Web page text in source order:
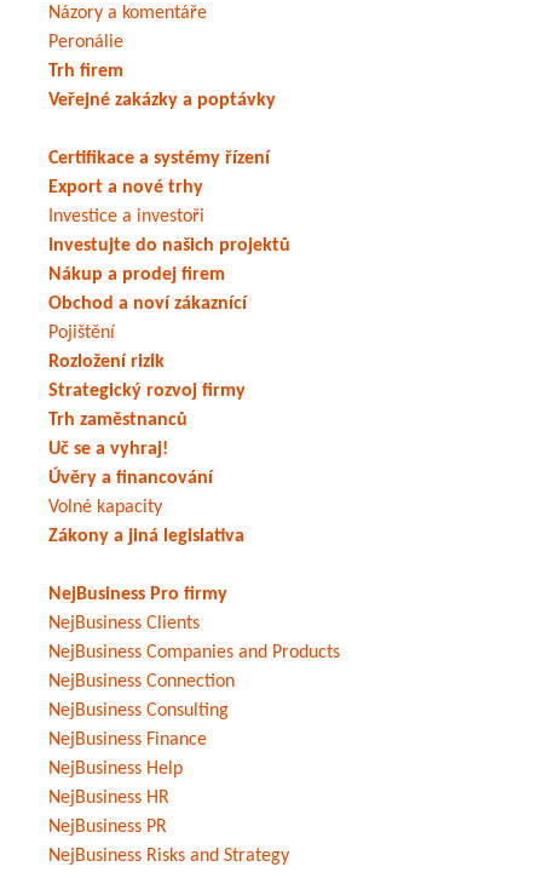
Názory a komentáře
Peronálie
Trh firem
Veřejné zakázky a poptávky
Certifikace a systémy řízení
Export a nové trhy
Investice a investoři
Investujte do našich projektů
Nákup a prodej firem
Obchod a noví zákaznící
Pojištění
Rozložení rizik
Strategický rozvoj firmy
Trh zaměstnanců
Uč se a vyhraj!
Úvěry a financování
Volné kapacity
Zákony a jiná legislativa
NejBusiness Pro firmy
NejBusiness Clients
NejBusiness Companies and Products
NejBusiness Connection
NejBusiness Consulting
NejBusiness Finance
NejBusiness Help
NejBusiness HR
NejBusiness PR
NejBusiness Risks and Strategy